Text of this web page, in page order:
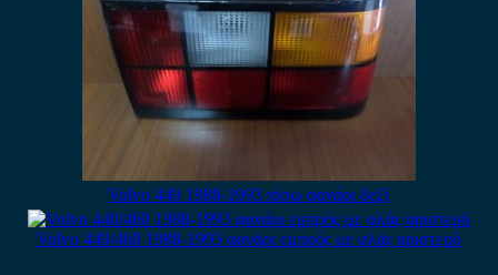
Volvo 440 1988-1993 πίσω φανάρι δεξί
Volvo 440/460 1988-1993 φανάρι εμπρός με φλάς αριστερό